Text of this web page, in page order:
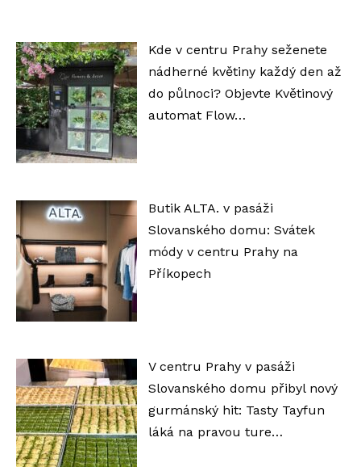
Kde v centru Prahy seženete
nádherné květiny každý den až
do půlnoci? Objevte Květinový
automat Flow…
Butik ALTA. v pasáži
Slovanského domu: Svátek
módy v centru Prahy na
Příkopech
V centru Prahy v pasáži
Slovanského domu přibyl nový
gurmánský hit: Tasty Tayfun
láká na pravou ture…